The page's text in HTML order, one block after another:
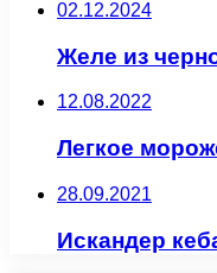
02.12.2024
Желе из
12.08.2022
Легкое
28.09.2021
Искандер